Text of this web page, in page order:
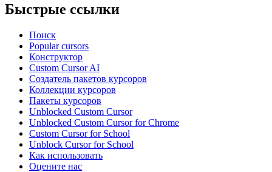
Быстрые ссылки
Поиск
Popular cursors
Конструктор
Custom Cursor AI
Создатель пакетов курсоров
Коллекции курсоров
Пакеты курсоров
Unblocked Custom Cursor
Unblocked Custom Cursor for Chrome
Custom Cursor for School
Unblock Cursor for School
Как использовать
Оцените нас